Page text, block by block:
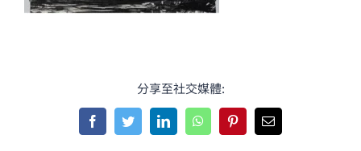
分享至社交媒體:
FacebookTwitterLinkedInWhatsAppPinterestEmail